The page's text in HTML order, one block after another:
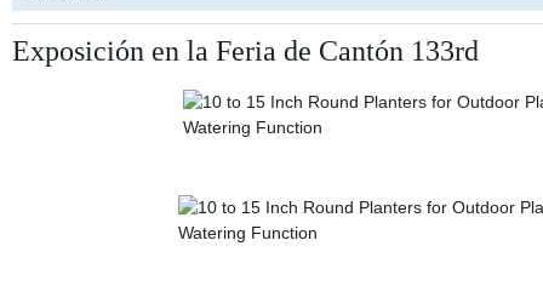
Exposición en la Feria de Cantón 133rd